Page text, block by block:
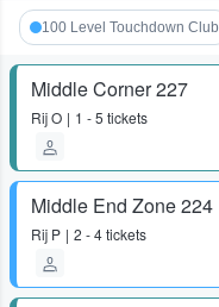
100 Level Touchdown Club
Middle Corner 227
RijO 1 - 5 tickets
Middle End Zone 224
Rij P 2 - 4 tickets